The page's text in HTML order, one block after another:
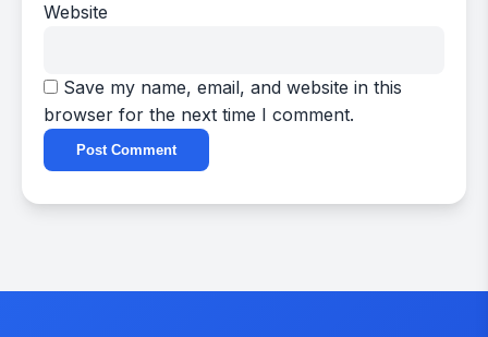
Website
Save my name, email, and website in this
browser for the next time I comment.